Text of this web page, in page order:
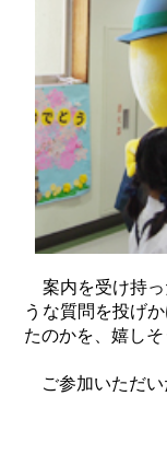
案内を受け持っ
うな質問を投げ
たのかを、嬉しそ
ご参加いただい